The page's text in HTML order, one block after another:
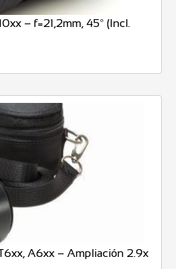
– f=21,2mm, 45º (Incl.
A6xx – Ampliación 2.9x